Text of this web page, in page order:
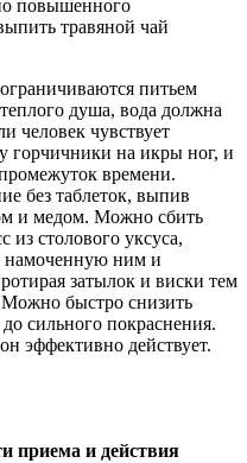
повышенного
травяной чай
питьем
душа, вода должна
человек чувствует
горчичники на икры ног, и
времени.
без таблеток, выпив
и медом. Можно сбить
из столового уксуса,
намоченную ним и
затылок и виски тем
быстро снизить
сильного покраснения.
эффективно действует.
приема и действия